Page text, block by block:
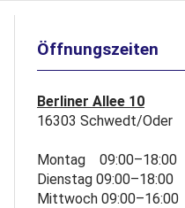
Öffnungszeiten
Berliner Allee 10
16303 Schwedt/Oder
Montag 09:00–18:00
Dienstag 09:00–18:00
Mittwoch 09:00–16:00